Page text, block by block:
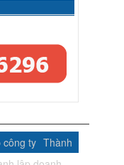
công ty Thành